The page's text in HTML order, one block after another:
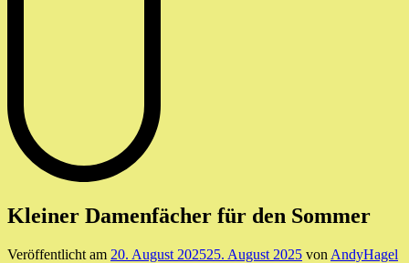
Kleiner Damenfächer für den Sommer
Veröffentlicht am 20. August 202525. August 2025 von AndyHagel